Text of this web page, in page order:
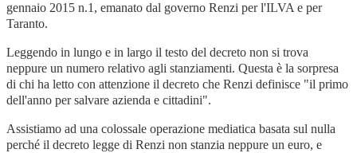
gennaio 2015 n.1, emanato dal governo Renzi per l'ILVA e per
Taranto.
Leggendo in lungo e in largo il testo del decreto non si trova
neppure un numero relativo agli stanziamenti. Questa è la sorpresa
di chi ha letto con attenzione il decreto che Renzi definisce "il primo
dell'anno per salvare azienda e cittadini".
Assistiamo ad una colossale operazione mediatica basata sul nulla
perché il decreto legge di Renzi non stanzia neppure un euro, e